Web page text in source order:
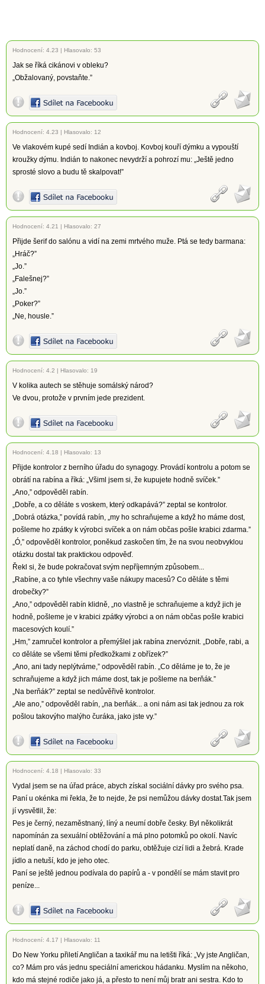
Hodnocení: 4.23 | Hlasovalo: 53
Jak se říká cikánovi v obleku?
„Obžalovaný, povstaňte.”
Hodnocení: 4.23 | Hlasovalo: 12
Ve vlakovém kupé sedí Indián a kovboj. Kovboj kouří dýmku a vypouští
kroužky dýmu. Indián to nakonec nevydrží a pohrozí mu: „Ještě jedno
sprosté slovo a budu tě skalpovat!”
Hodnocení: 4.21 | Hlasovalo: 27
Přijde šerif do salónu a vidí na zemi mrtvého muže. Ptá se tedy barmana:
„Hráč?”
„Jo.”
„Falešnej?”
„Jo.”
„Poker?”
„Ne, housle.”
Hodnocení: 4.2 | Hlasovalo: 19
V kolika autech se stěhuje somálský národ?
Ve dvou, protože v prvním jede prezident.
Hodnocení: 4.18 | Hlasovalo: 13
Přijde kontrolor z berního úřadu do synagogy. Provádí kontrolu a potom se
obrátí na rabína a říká: „Všiml jsem si, že kupujete hodně svíček.”
„Ano,” odpověděl rabín.
„Dobře, a co děláte s voskem, který odkapává?” zeptal se kontrolor.
„Dobrá otázka,” povídá rabín, „my ho schraňujeme a když ho máme dost,
pošleme ho zpátky k výrobci svíček a on nám občas pošle krabici zdarma.”
„Ó,” odpověděl kontrolor, poněkud zaskočen tím, že na svou neobvyklou
otázku dostal tak praktickou odpověď.
Řekl si, že bude pokračovat svým nepříjemným způsobem...
„Rabíne, a co tyhle všechny vaše nákupy macesů? Co děláte s těmi
drobečky?”
„Ano,” odpověděl rabín klidně, „no vlastně je schraňujeme a když jich je
hodně, pošleme je v krabici zpátky výrobci a on nám občas pošle krabici
macesových koulí.”
„Hm,” zamručel kontrolor a přemýšlel jak rabína znervóznit. „Dobře, rabi, a
co děláte se všemi těmi předkožkami z obřízek?”
„Ano, ani tady neplýtváme,” odpověděl rabín. „Co děláme je to, že je
schraňujeme a když jich máme dost, tak je pošleme na berňák.”
„Na berňák?” zeptal se nedůvěřivě kontrolor.
„Ale ano,” odpověděl rabín, „na berňák... a oni nám asi tak jednou za rok
pošlou takovýho malýho čuráka, jako jste vy.”
Hodnocení: 4.18 | Hlasovalo: 33
Vydal jsem se na úřad práce, abych získal sociální dávky pro svého psa.
Paní u okénka mi řekla, že to nejde, že psi nemůžou dávky dostat.Tak jsem
jí vysvětlil, že:
Pes je černý, nezaměstnaný, líný a neumí dobře česky. Byl několikrát
napomínán za sexuální obtěžování a má plno potomků po okolí. Navíc
neplatí daně, na záchod chodí do parku, obtěžuje cizí lidi a žebrá. Krade
jídlo a netuší, kdo je jeho otec.
Paní se ještě jednou podívala do papírů a - v pondělí se mám stavit pro
peníze...
Hodnocení: 4.17 | Hlasovalo: 11
Do New Yorku přiletí Angličan a taxikář mu na letišti říká: „Vy jste Angličan,
co? Mám pro vás jednu speciální americkou hádanku. Myslím na někoho,
kdo má stejné rodiče jako já, a přesto to není můj bratr ani sestra. Kdo to